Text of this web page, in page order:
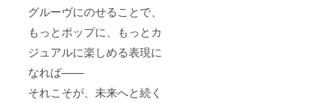
グルーヴにのせることで、
もっとポップに、もっとカ
ジュアルに楽しめる表現に
なれば——
それこそが、未来へと続く